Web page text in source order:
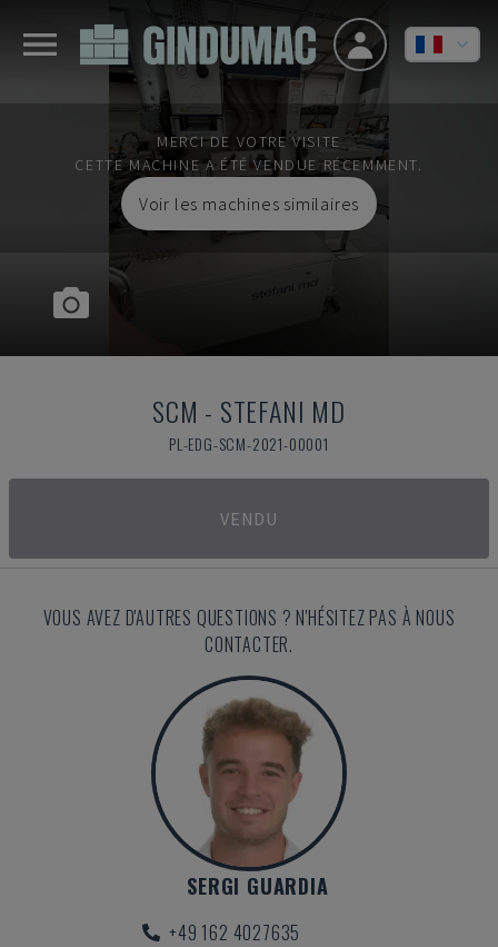
MERCI DE VOTRE VISITE
CETTE MACHINE A ÉTÉ VENDUE RÉCEMMENT.
Voir les machines similaires
SCM - STEFANI MD
PL-EDG-SCM-2021-00001
VENDU
VOUS AVEZ D'AUTRES QUESTIONS ? N'HÉSITEZ PAS À NOUS
CONTACTER.
SERGI GUARDIA
+49 162 4027635